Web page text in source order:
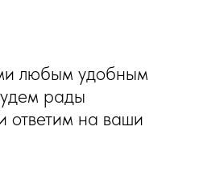
любым удобным
рады
ответим на ваши